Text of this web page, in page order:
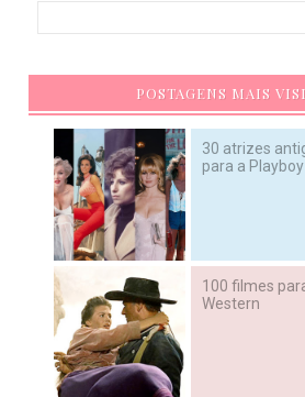
POSTAGENS MAIS
30 atrizes
para a Playboy
100 filmes
Western